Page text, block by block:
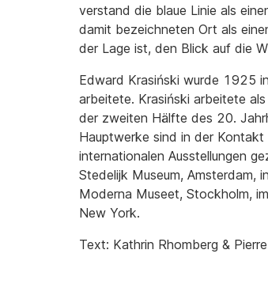
verstand die blaue Linie als
damit bezeichneten Ort als
der Lage ist, den Blick auf die
Edward Krasiński wurde 1925
arbeitete. Krasiński arbeitete
der zweiten Hälfte des 20.
Hauptwerke sind in der Kontakt
internationalen Ausstellungen
Stedelijk Museum, Amsterdam,
Moderna Museet, Stockholm,
New York.
Text: Kathrin Rhomberg &